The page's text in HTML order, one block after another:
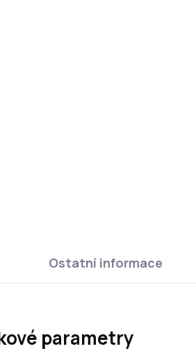
Ostatní informace
parametry